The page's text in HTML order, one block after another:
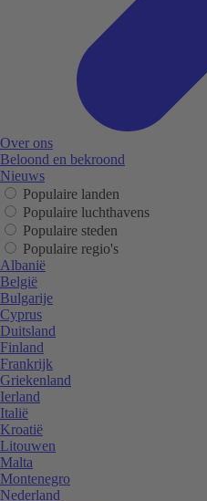
Over ons
Beloond en bekroond
Nieuws
Populaire landen
Populaire luchthavens
Populaire steden
Populaire regio's
Albanië
België
Bulgarije
Cyprus
Duitsland
Finland
Frankrijk
Griekenland
Ierland
Italië
Kroatië
Litouwen
Malta
Montenegro
Nederland